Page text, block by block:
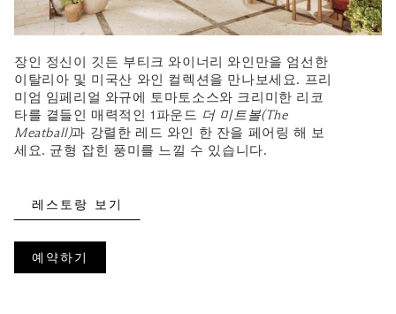
장인 정신이 깃든 부티크 와이너리 와인만을 엄선한
이탈리아 및 미국산 와인 컬렉션을 만나보세요. 프리
미엄 임페리얼 와규에 토마토소스와 크리미한 리코
타를 곁들인 매력적인 1파운드 더 미트볼(The
Meatball)과 강렬한 레드 와인 한 잔을 페어링 해 보
세요. 균형 잡힌 풍미를 느낄 수 있습니다.
레스토랑 보기
예약하기